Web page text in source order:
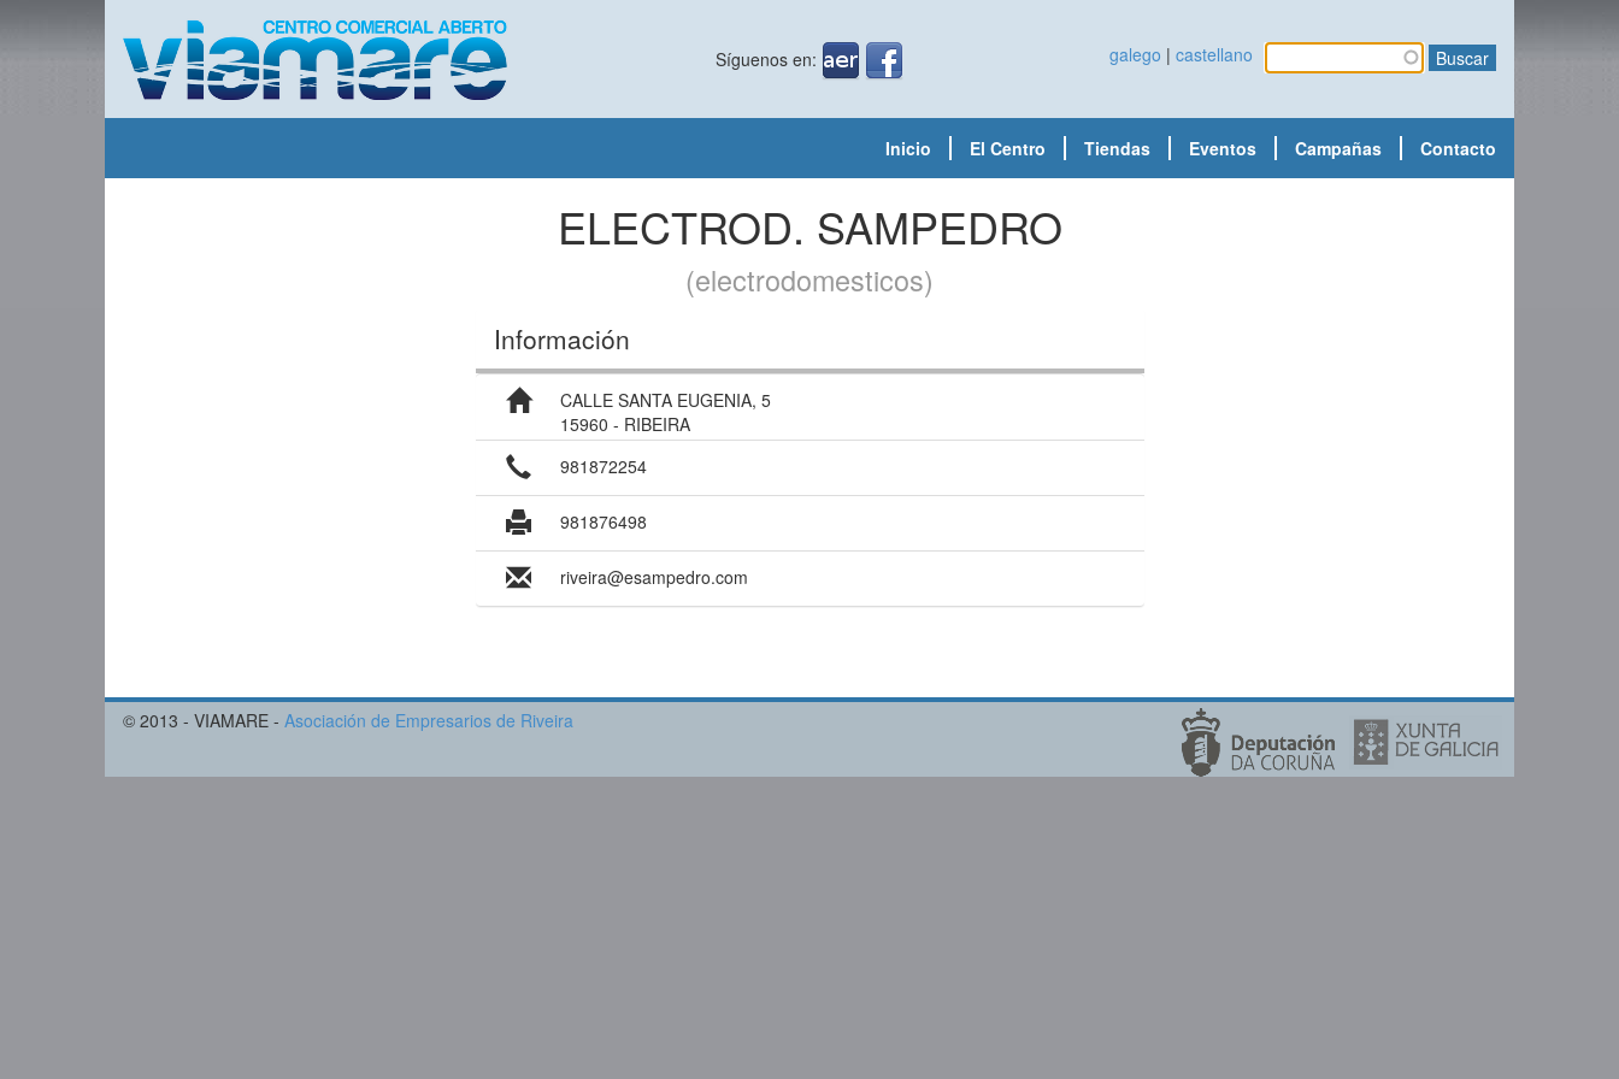
Síguenos en:
Formulario de
búsqueda
Buscar
galego | castellano
Inicio El Centro Tiendas Eventos Campañas Contacto
ELECTROD. SAMPEDRO
(electrodomesticos)
Información
CALLE SANTA EUGENIA, 5
15960 - RIBEIRA
981872254
981876498
riveira@esampedro.com
© 2013 - VIAMARE - Asociación de Empresarios de Riveira